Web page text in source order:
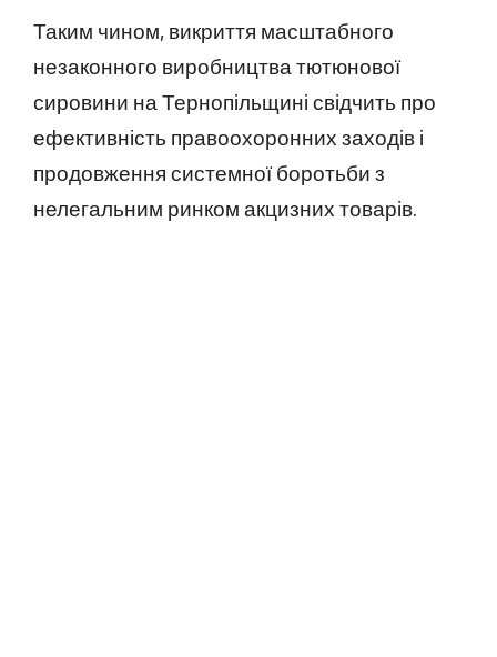
Таким чином, викриття масштабного
незаконного виробництва тютюнової
сировини на Тернопільщині свідчить про
ефективність правоохоронних заходів і
продовження системної боротьби з
нелегальним ринком акцизних товарів.